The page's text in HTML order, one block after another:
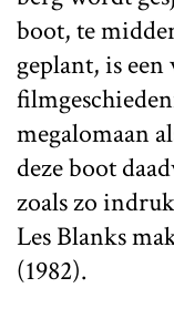
boot, te
geplant, is
megalomaan
deze boot
zoals zo
Les Blanks
(1982).